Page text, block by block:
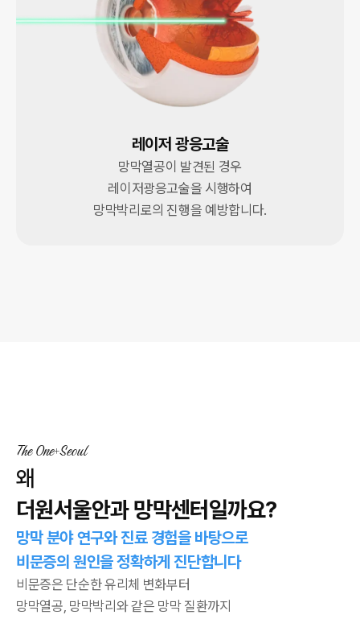
레이저 광응고술
망막열공이 발견된 경우
레이저광응고술을 시행하여
망막박리로의 진행을 예방합니다.
The One Seoul
왜
더원서울안과 망막센터일까요?
망막 분야 연구와 진료 경험을 바탕으로
비문증의 원인을 정확하게 진단합니다
비문증은 단순한 유리체 변화부터
망막열공, 망막박리와 같은 망막 질환까지